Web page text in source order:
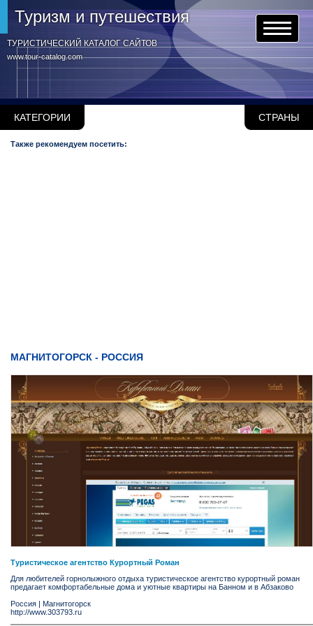
www.tour-catalog.com
Туризм и путешествия
ТУРИСТИЧЕСКИЙ КАТАЛОГ САЙТОВ
КАТЕГОРИИ СТРАНЫ
Также рекомендуем посетить:
МАГНИТОГОРСК - РОССИЯ
Туристическое агентство Курортный Роман
Для любителей горнолыжного отдыха туристическое агентство курортный роман
предагает комфортабельные дома и уютные квартиры на Банном и в Абзаково
Россия | Магнитогорск
http://www.303793.ru